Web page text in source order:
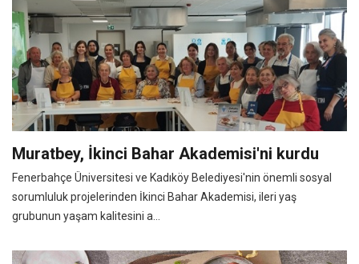
Muratbey, İkinci Bahar Akademisi'ni kurdu
Fenerbahçe Üniversitesi ve Kadıköy Belediyesi'nin önemli sosyal
sorumluluk projelerinden İkinci Bahar Akademisi, ileri yaş
grubunun yaşam kalitesini a...